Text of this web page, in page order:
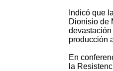
Indicó que
Dionisio de
producción
En
la